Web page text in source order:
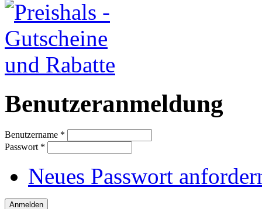
Benutzeranmeldung
Benutzername *
Passwort *
Neues Passwort